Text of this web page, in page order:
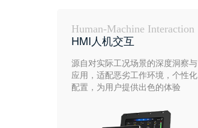
Human-Machine Interaction
HMI人机交互
源自对实际工况场景的深度洞察与
应用，适配恶劣工作环境，个性化
配置，为用户提供出色的体验